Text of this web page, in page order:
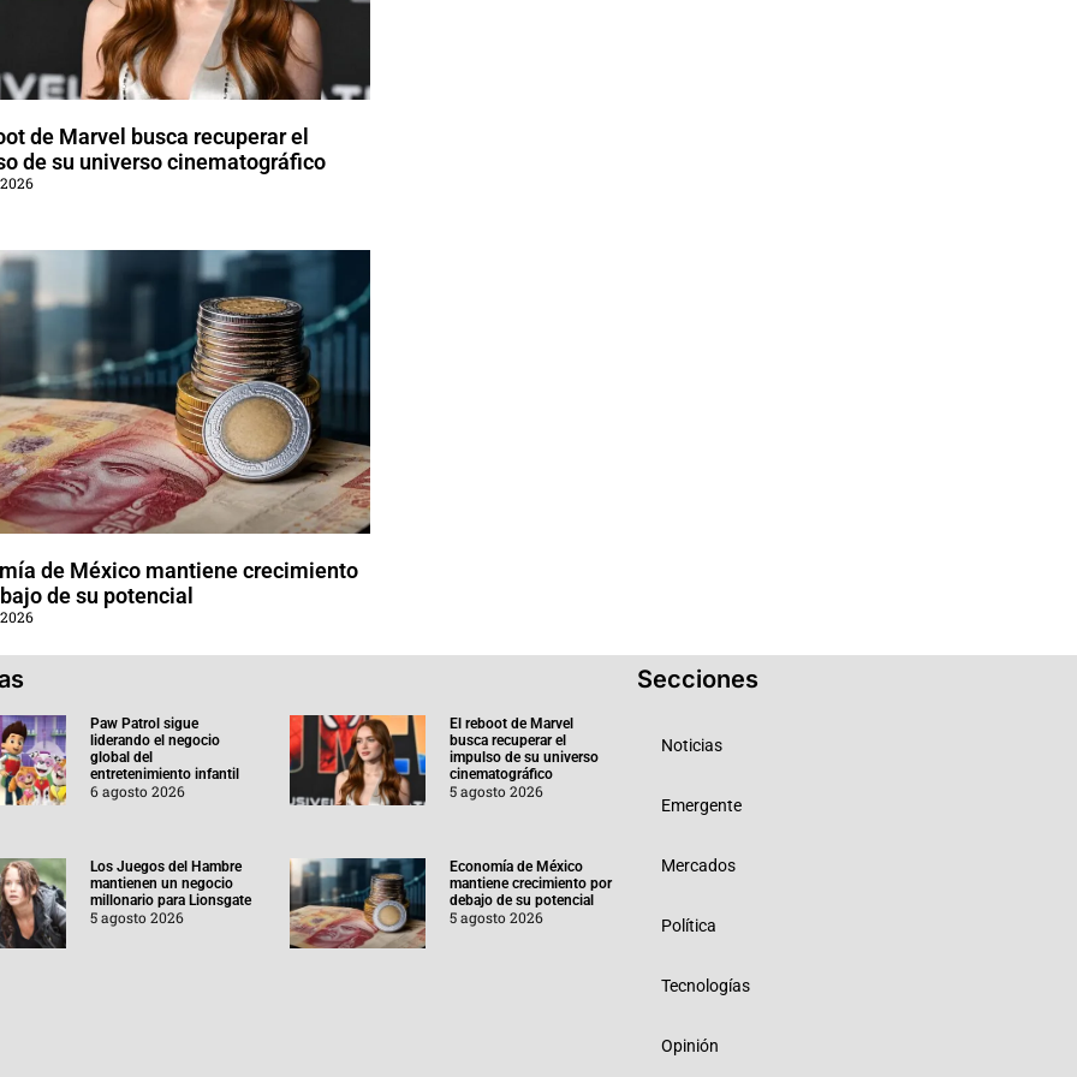
de Marvel busca recuperar el
de su universo cinematográfico
de México mantiene crecimiento
de su potencial
Paw Patrol sigue
liderando el negocio
global del
entretenimiento infantil
6 agosto 2026
El reboot de Marvel
busca recuperar el
impulso de su universo
cinematográfico
5 agosto 2026
Los Juegos del Hambre
mantienen un negocio
millonario para Lionsgate
5 agosto 2026
Economía de México
mantiene crecimiento por
debajo de su potencial
5 agosto 2026
Secciones
Noticias
Emergente
Mercados
Política
Tecnologías
Opinión